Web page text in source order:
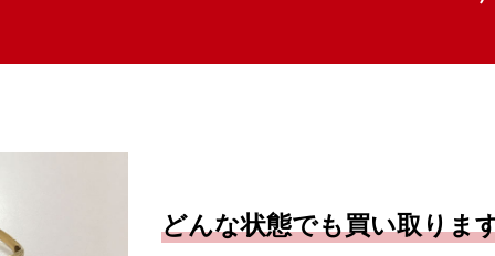
どんな状態でも買い取りま